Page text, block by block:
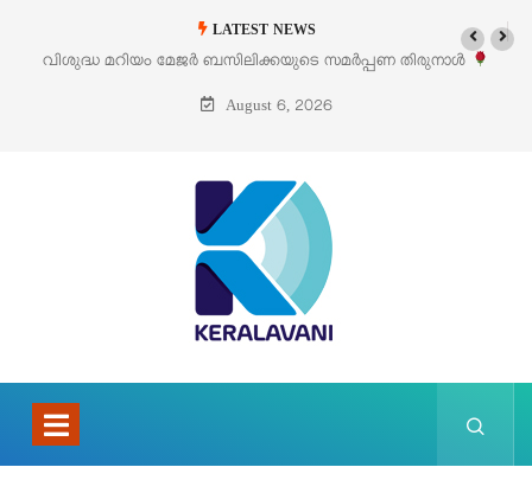
LATEST NEWS
തിരുനാൾ
‘പെറ്റൽസ്’ ലൈഫ് സ്റ്റൈൽ എക്സിബിഷനും
August 6, 2026